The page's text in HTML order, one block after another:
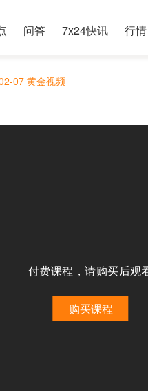
问答 7x24快讯 行情
07 黄金视频
付费课程，请购买后观
购买课程